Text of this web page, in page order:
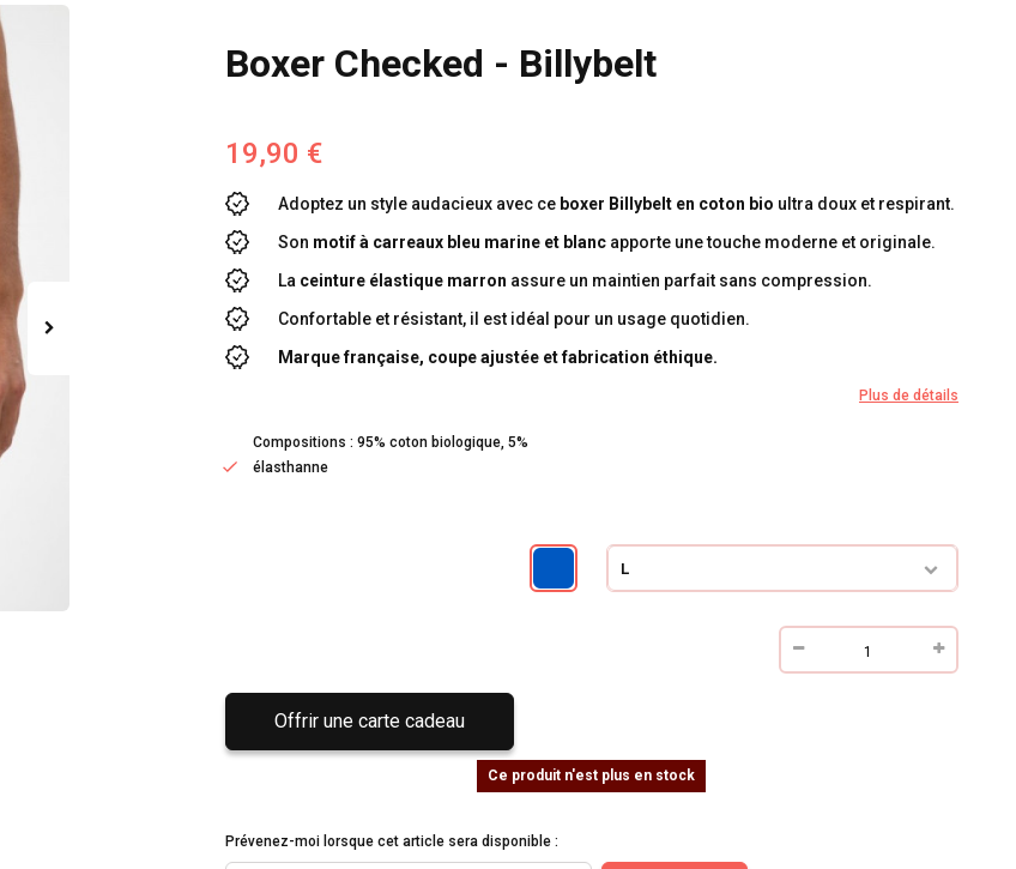
Boxer Checked - Billybelt
19,90 €
Adoptez un style audacieux avec ce boxer Billybelt en coton bio ultra doux et respirant.
Son motif à carreaux bleu marine et blancapporte une touche moderne et originale.
La ceinture élastique marron assure un maintien parfait sans compression.
Confortable et résistant, il est idéal pour un usage quotidien.
Marque française, coupe ajustée et fabrication éthique.
Plus de détails
Compositions : 95% coton biologique, 5%
élasthanne
Offrir une carte cadeau
Ce produit n'est plus en stock
Prévenez-moi lorsque cet article sera disponible :